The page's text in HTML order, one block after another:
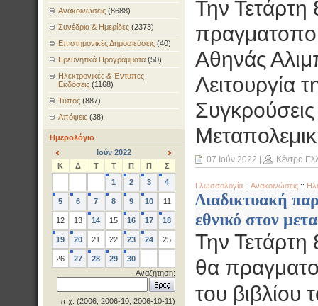
Ανακοινώσεις (8688)
Συνέδρια & Ημερίδες (2373)
Επιστημονικές Δημοσιεύσεις (40)
Ερευνητικά Προγράμματα (50)
Ηλεκτρονικές & Έντυπες
Εκδόσεις (1168)
Τύπος (887)
Απόψεις (38)
Ημερολόγιο
<
Ιούν 2022
>
Κ Δ Τ Τ Π Π
Σ
1
2 3 4
5 6 7 8 9 10 11
12 13 14 15 16 17 18
19 20 21 22 23 24 25
26 27 28 29
30
Αναζήτηση:
π.χ. (2006, 2006-10, 2006-10-11)
Την
Αθηνάς
Λειτουργία
07 Ιούν 2022 Κέντρο
Γλωσσολογία :: Ανακοινώσεις ::
Διαδικτυακή
εθνικό στον
Την
θα
του